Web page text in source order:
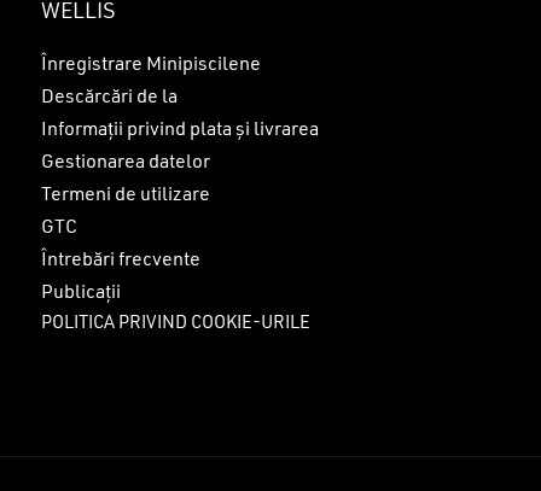
WELLIS
Înregistrare Minipiscilene
Descărcări de la
Informații privind plata și livrarea
Gestionarea datelor
Termeni de utilizare
GTC
Întrebări frecvente
Publicații
POLITICA PRIVIND COOKIE-URILE